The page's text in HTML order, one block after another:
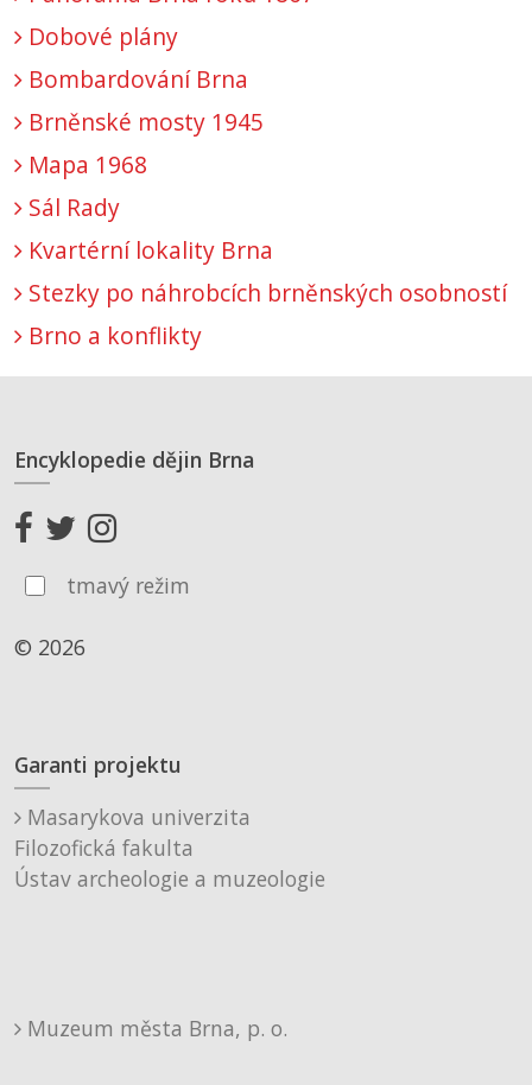
Dobové plány
Bombardování Brna
Brněnské mosty 1945
Mapa 1968
Sál Rady
Kvartérní lokality Brna
Stezky po náhrobcích brněnských osobností
Brno a konflikty
Encyklopedie dějin Brna
tmavý režim
© 2026
Garanti projektu
Masarykova univerzita
Filozofická fakulta
Ústav archeologie a muzeologie
Muzeum města Brna, p. o.